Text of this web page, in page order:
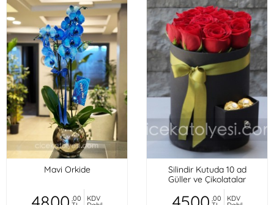
Mavi Orkide
,00 KDV
Silindir Kutuda 10 ad
Güller ve Çikolatalar
,00 KDV